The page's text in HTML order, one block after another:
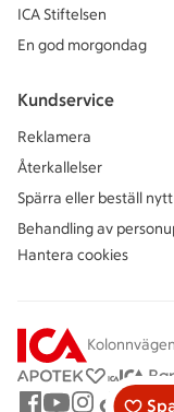
ICA Stiftelsen
En god morgondag
Kundservice
Reklamera
Återkallelser
Spärra eller beställ
Behandling av
Hantera cookies